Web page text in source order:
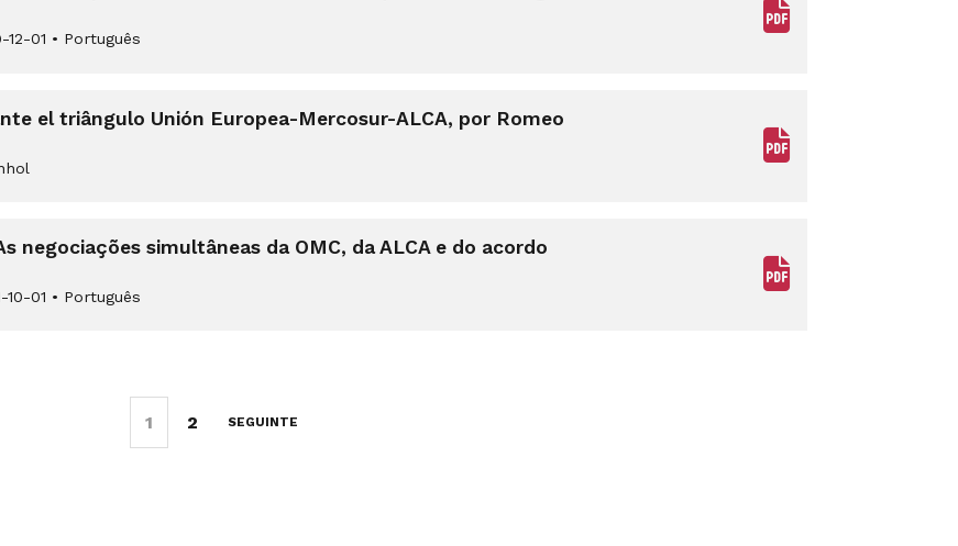
12-01 • Português
el triângulo Unión Europea-Mercosur-ALCA, por Romeo
negociações simultâneas da OMC, da ALCA e do acordo
10-01 • Português
1 2 SEGUINTE